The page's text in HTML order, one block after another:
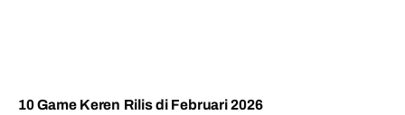
10 Game Keren Rilis di Februari 2026